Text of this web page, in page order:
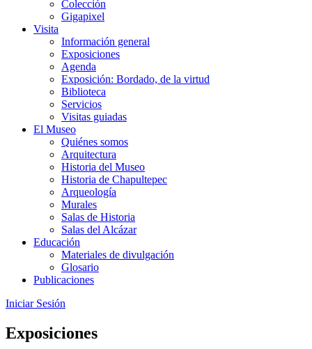
Colección
Gigapixel
Visita
Información general
Exposiciones
Agenda
Exposición: Bordado, de la virtud
Biblioteca
Servicios
Visitas guiadas
El Museo
Quiénes somos
Arquitectura
Historia del Museo
Historia de Chapultepec
Arqueología
Murales
Salas de Historia
Salas del Alcázar
Educación
Materiales de divulgación
Glosario
Publicaciones
Iniciar Sesión
Exposiciones